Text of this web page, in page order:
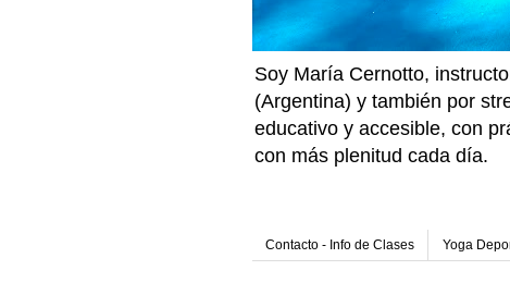
Soy María Cernotto,
(Argentina) y también por
educativo y accesible, con
con más plenitud cada día.
Contacto - Info de Clases Yoga